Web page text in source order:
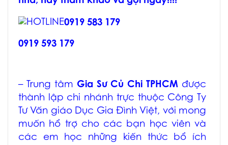
0919 583 179
0919 593 179
– Trung tâm Gia Sư Củ Chi TPHCM được
thành lập chi nhánh trực thuộc Công Ty
Tư Vấn giáo Dục Gia Đình Việt, với mong
muốn hổ trợ cho các bạn học viên và
các em học những kiến thức bổ ích